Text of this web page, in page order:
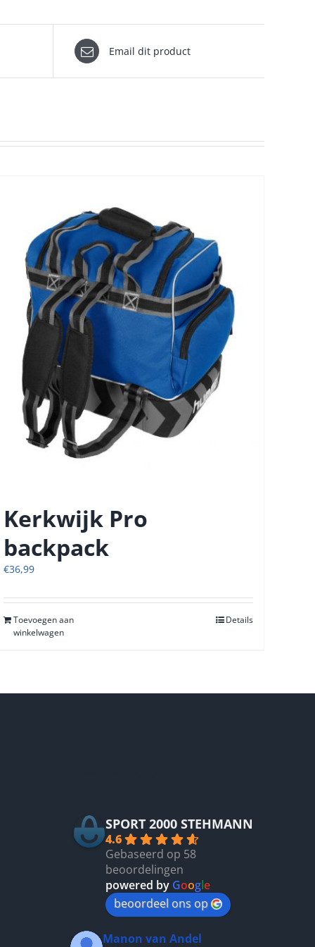
Email dit product
Kerkwijk Pro
backpack
€36,99
Toevoegen aan
winkelwagen
Details
SPORT 2000 STEHMANN
4.6
Gebaseerd op 58
beoordelingen
powered by Google
beoordeel ons op
Manon van Andel